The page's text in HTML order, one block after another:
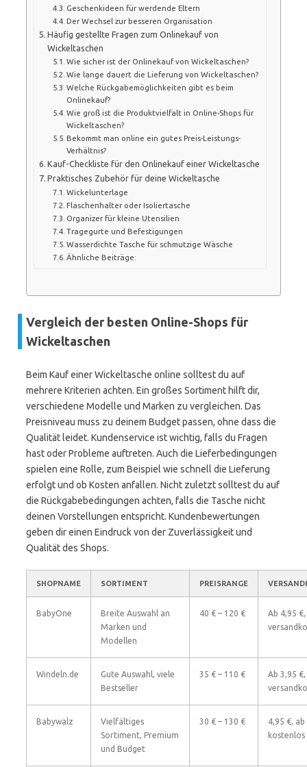
Geschenkideen für werdende Eltern
Der Wechsel zur besseren Organisation
Häufig gestellte Fragen zum Onlinekauf von
Wickeltaschen
Wie sicher ist der Onlinekauf von Wickeltaschen?
Wie lange dauert die Lieferung von Wickeltaschen?
Welche Rückgabemöglichkeiten gibt es beim
Onlinekauf?
Wie groß ist die Produktvielfalt in Online-Shops für
Wickeltaschen?
Bekommt man online ein gutes Preis-Leistungs-
Verhältnis?
Kauf-Checkliste für den Onlinekauf einer Wickeltasche
Praktisches Zubehör für deine Wickeltasche
Wickelunterlage
Flaschenhalter oder Isoliertasche
Organizer für kleine Utensilien
Tragegurte und Befestigungen
Wasserdichte Tasche für schmutzige Wäsche
Ähnliche Beiträge:
Vergleich der besten Online-Shops für
Wickeltaschen
Beim Kauf einer Wickeltasche online solltest du auf
mehrere Kriterien achten. Ein großes Sortiment hilft dir,
verschiedene Modelle und Marken zu vergleichen. Das
Preisniveau muss zu deinem Budget passen, ohne dass die
Qualität leidet. Kundenservice ist wichtig, falls du Fragen
hast oder Probleme auftreten. Auch die Lieferbedingungen
spielen eine Rolle, zum Beispiel wie schnell die Lieferung
erfolgt und ob Kosten anfallen. Nicht zuletzt solltest du auf
die Rückgabebedingungen achten, falls die Tasche nicht
deinen Vorstellungen entspricht. Kundenbewertungen
geben dir einen Eindruck von der Zuverlässigkeit und
Qualität des Shops.
SHOPNAME SORTIMENT PREISRANGE
BabyOne
Breite Auswahl an
Marken und
Modellen
40 € – 120 €
Ab 4,95
Windeln.de
Gute Auswahl, viele
Bestseller
35 € – 110 €
Ab 3,95
Babywalz
Vielfältiges
Sortiment, Premium
und Budget
30 € – 130 €
4,95 €, ab
kostenlos